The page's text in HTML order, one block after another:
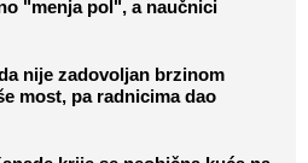
"menja pol", a naučnici
nije zadovoljan brzinom
most, pa radnicima dao